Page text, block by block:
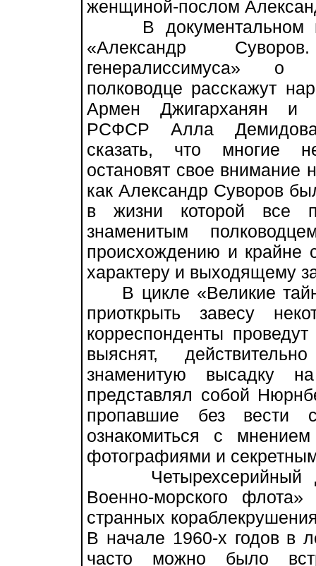
женщиной-послом
В документальном
«Александр
генералиссимуса» о
полководце расскажут
Армен Джигарханян и
РСФСР Алла
сказать, что многие
остановят свое внимание
как Александр Суворов
в жизни которой все
знаменитым
происхождению и крайне
характеру и выходящему
В цикле «Великие
приоткрыть завесу
корреспонденты
выяснят,
знаменитую высадку
представлял собой
пропавшие без вести
ознакомиться с
фотографиями и
Четырехсерийный
Военно-морского
странных
В начале 1960-х годов в
часто можно было